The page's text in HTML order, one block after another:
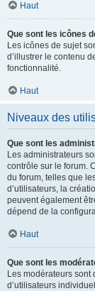
Haut
Que sont les icônes
Les icônes de sujet
d’illustrer le contenu
fonctionnalité.
Haut
Niveaux des
Que sont les
Les administrateurs
contrôle sur le forum.
du forum, telles que
d’utilisateurs, la
peuvent également
dépend de la
Haut
Que sont les
Les modérateurs
d’utilisateurs